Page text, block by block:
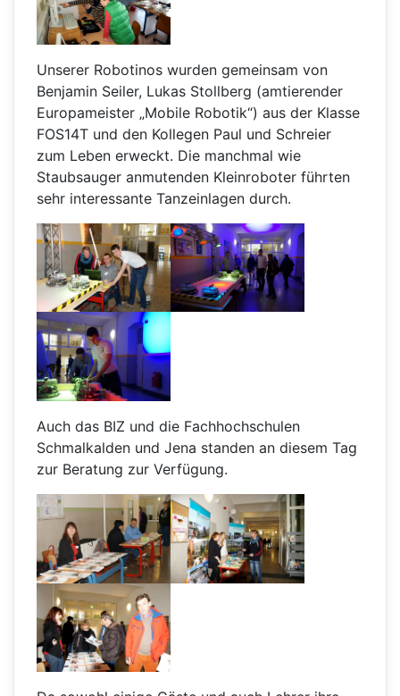
Unserer Robotinos wurden gemeinsam von
Benjamin Seiler, Lukas Stollberg (amtierender
Europameister „Mobile Robotik“) aus der Klasse
FOS14T und den Kollegen Paul und Schreier
zum Leben erweckt. Die manchmal wie
Staubsauger anmutenden Kleinroboter führten
sehr interessante Tanzeinlagen durch.
Auch das BIZ und die Fachhochschulen
Schmalkalden und Jena standen an diesem Tag
zur Beratung zur Verfügung.